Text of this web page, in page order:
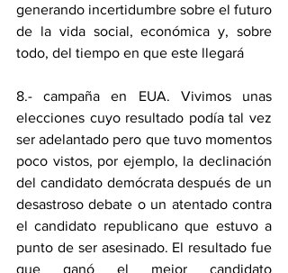
generando incertidumbre sobre el futuro
de la vida social, económica y, sobre
todo, del tiempo en que este llegará
8.- campaña en EUA. Vivimos unas
elecciones cuyo resultado podía tal vez
ser adelantado pero que tuvo momentos
poco vistos, por ejemplo, la declinación
del candidato demócrata después de un
desastroso debate o un atentado contra
el candidato republicano que estuvo a
punto de ser asesinado. El resultado fue
que ganó el mejor candidato